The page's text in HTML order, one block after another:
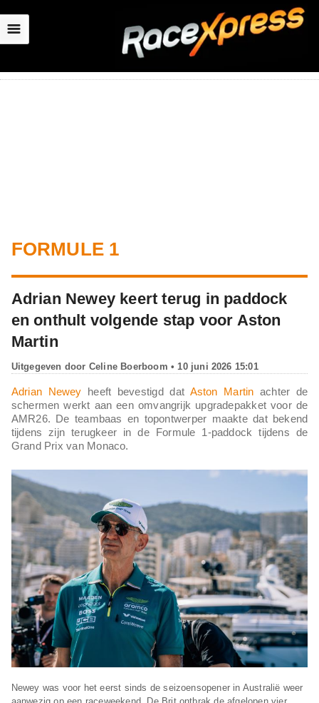
☰
FORMULE 1
Adrian Newey keert terug in paddock
en onthult volgende stap voor Aston
Martin
Uitgegeven door Celine Boerboom • 10 juni 2026 15:01
Adrian Newey heeft bevestigd dat Aston Martin achter de
schermen werkt aan een omvangrijk upgradepakket voor de
AMR26. De teambaas en topontwerper maakte dat bekend
tijdens zijn terugkeer in de Formule 1-paddock tijdens de
Grand Prix van Monaco.
Newey was voor het eerst sinds de seizoensopener in Australië weer